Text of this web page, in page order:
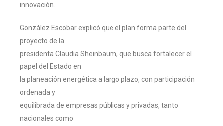
innovación.
González Escobar explicó que el plan forma parte del
proyecto de la
presidenta Claudia Sheinbaum, que busca fortalecer el
papel del Estado en
la planeación energética a largo plazo, con participación
ordenada y
equilibrada de empresas públicas y privadas, tanto
nacionales como